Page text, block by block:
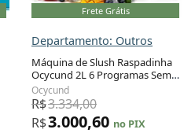
Frete Grátis
Departamento: Outros
Máquina de Slush Raspadinha
Ocycund 2L 6 Programas Sem
Gelo Auto Limpeza 110V
Ocycund
R$3.334,00
R$3.000,60 no PIX